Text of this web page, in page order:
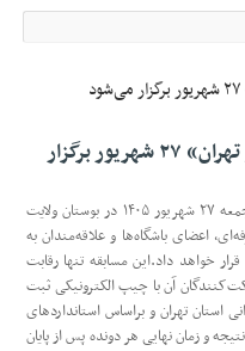
دومین دوره «مسابقه ۱۰ کیلومتر تهران» ۲۷ شهریور برگزار
دومین دوره «مسابقه ۱۰ کیلومتر تهران» روز جمعه ۲۷ شهریور ۱۴۰۵ در بوستان ولایت
اعضای باشگاه‌ها و علاقه‌مندان به
کنار هم قرار خواهد داد.این مسابقه تنها رقابت
آن با چیپ الکترونیکی ثبت
تهران و براساس استانداردهای
و زمان نهایی هر دونده پس از پایان